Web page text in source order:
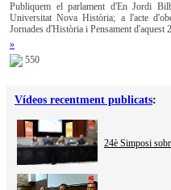
Publiquem el parlament d'En Jordi
Universitat Nova Història; a l'acte
Jornades d'Història i Pensament d'aquest
»
550
Vídeos recentment publicats:
24è Simposi